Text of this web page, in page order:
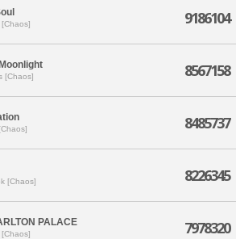
9186104
[Chaos] 8567158
8485737
[Chaos] 8226345
PALACE 7978320